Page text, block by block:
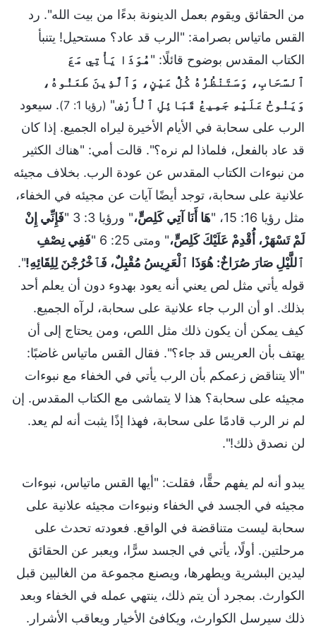
من الحقائق ويقوم بعمل الدينونة بدءًا من بيت الله". رد
القس ماتياس بصرامة: "الرب قد عاد؟ مستحيل! يتنبأ
الكتاب المقدس بوضوح قائلًا: "هُوَذَا يَأْتِي مَعَ
ٱلسَّحَابِ، وَسَتَنْظُرُهُ كُلُّ عَيْنٍ، وَٱلَّذِينَ طَعَنُوهُ،
وَيَنُوحُ عَلَيْهِ جَمِيعُ قَبَائِلِ ٱلْأَرْضِ" (رؤيا 1: 7)
. سيعود
الرب على سحابة في الأيام الأخيرة ليراه الجميع. إذا كان
قد عاد بالفعل، فلماذا لم نره؟". قالت أمي: "هناك الكثير
من نبوءات الكتاب المقدس عن عودة الرب. بخلاف مجيئه
علانية على سحابة، توجد أيضًا آيات عن مجيئه في الخفاء،
مثل رؤيا 16: 15، "
هَا أَنَا آتِي كَلِصٍّ،" ورؤيا 3: 3 "
فَإِنِّي إِنْ
لَمْ تَسْهَرْ، أُقْدِمْ عَلَيْكَ كَلِصٍّ،" ومتى 25: 6 "
فَفِي نِصْفِ
ٱللَّيْلِ صَارَ صُرَاخٌ: هُوَذَا ٱلْعَرِيسُ مُقْبِلٌ، فَٱخْرُجْنَ لِلِقَائِهِ!".
قوله يأتي مثل لص يعني أنه يعود بهدوء دون أن يعلم أحد
بذلك. او أن الرب جاء علانية على سحابة، لرآه الجميع.
كيف يمكن أن يكون ذلك مثل اللص، ومن يحتاج إلى أن
يهتف بأن العريس قد جاء؟". فقال القس ماتياس غاضبًا:
"ألا يتناقض زعمكم بأن الرب يأتي في الخفاء مع نبوءات
مجيئه على سحابة؟ هذا لا يتماشى مع الكتاب المقدس. إن
لم نر الرب قادمًا على سحابة، فهذا إذًا يثبت أنه لم يعد.
لن نصدق ذلك!".
يبدو أنه لم يفهم حقًّا، فقلت: "أيها القس ماتياس، نبوءات
مجيئه في الجسد في الخفاء ونبوءات مجيئه علانية على
سحابة ليست متناقضة في الواقع. فعودته تحدث على
مرحلتين. أولًا، يأتي في الجسد سرًّا، ويعبر عن الحقائق
ليدين البشرية ويطهرها، ويصنع مجموعة من الغالبين قبل
الكوارث. بمجرد أن يتم ذلك، ينتهي عمله في الخفاء وبعد
ذلك سيرسل الكوارث، ويكافئ الأخيار ويعاقب الأشرار.